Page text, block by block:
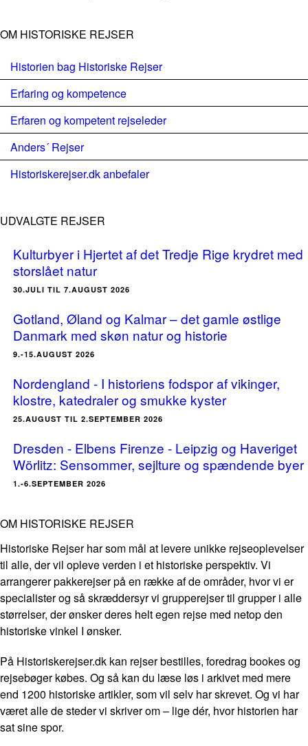
OM HISTORISKE REJSER
Historien bag Historiske Rejser
Erfaring og kompetence
Erfaren og kompetent rejseleder
Anders´ Rejser
Historiskerejser.dk anbefaler
UDVALGTE REJSER
Kulturbyer i Hjertet af det Tredje Rige krydret med
storslået natur
30.JULI TIL 7.AUGUST 2026
Gotland, Øland og Kalmar – det gamle østlige
Danmark med skøn natur og historie
9.-15.AUGUST 2026
Nordengland - I historiens fodspor af vikinger,
klostre, katedraler og smukke kyster
25.AUGUST TIL 2.SEPTEMBER 2026
Dresden - Elbens Firenze - Leipzig og Haveriget
Wörlitz: Sensommer, sejlture og spændende byer
1.-6.SEPTEMBER 2026
OM HISTORISKE REJSER
Historiske Rejser har som mål at levere unikke rejseoplevelser
til alle, der vil opleve verden i et historiske perspektiv. Vi
arrangerer pakkerejser på en række af de områder, hvor vi er
specialister og så skræddersyr vi grupperejser til grupper i alle
størrelser, der ønsker deres helt egen rejse med netop den
historiske vinkel I ønsker.
På Historiskerejser.dk kan rejser bestilles, foredrag bookes og
rejsebøger købes. Og så kan du læse løs i arkivet med mere
end 1200 historiske artikler, som vil selv har skrevet. Og vi har
været alle de steder vi skriver om – lige dér, hvor historien har
sat sine spor.